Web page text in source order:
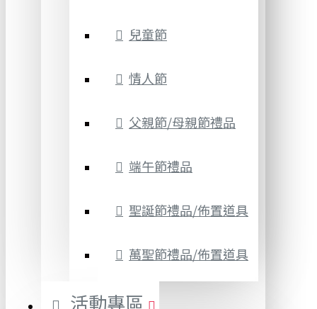
兒童節
情人節
父親節/母親節禮品
端午節禮品
聖誕節禮品/佈置道具
萬聖節禮品/佈置道具
活動專區